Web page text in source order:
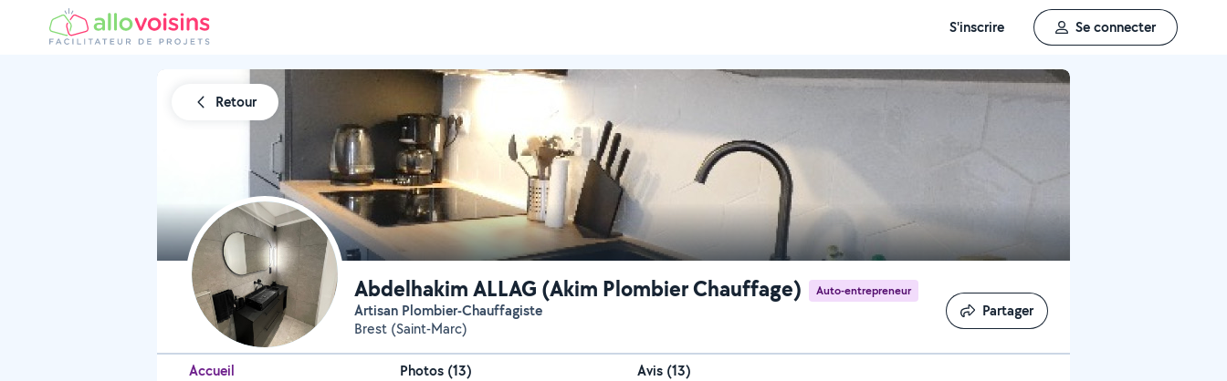
S'inscrire Se connecter
Retour
Abdelhakim ALLAG (Akim Plombier Chauffage) Auto-entrepreneur
Artisan Plombier-Chauffagiste
Brest (Saint-Marc)
Partager
Partager
Accueil Photos (13) Avis (13)